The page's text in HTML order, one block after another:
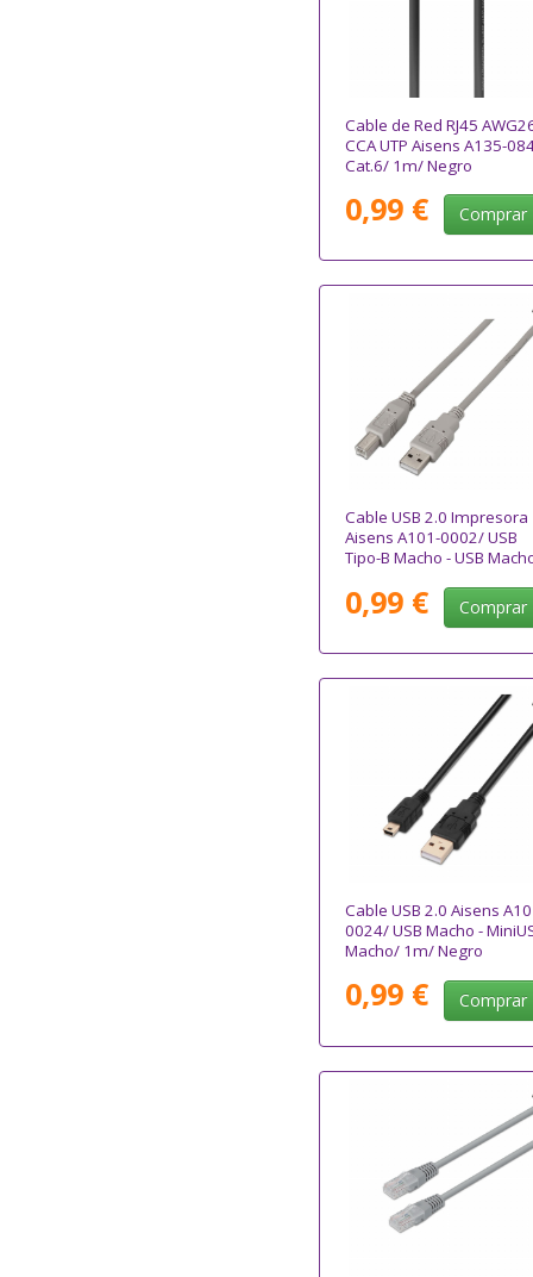
Cable de Red RJ45
CCA UTP Aisens A135-
Cat.6/ 1m/ Negro
0,99 € Comprar
Cable USB 2.0 Impresora
Aisens A101-0002/ USB
Tipo-B Macho - USB
0,99 € Comprar
Cable USB 2.0 Aisens
0024/ USB Macho -
Macho/ 1m/ Negro
0,99 € Comprar